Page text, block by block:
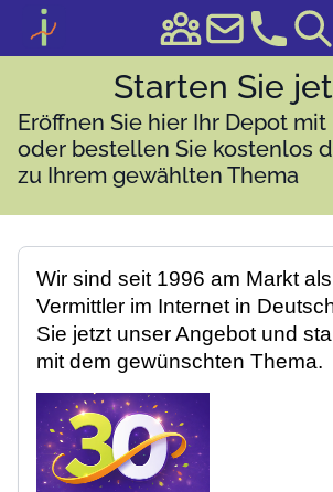
Starten Sie
Eröffnen Sie hier Ihr Depot
oder bestellen Sie kostenlos
zu Ihrem gewählten Thema
Wir sind seit 1996 am Markt
Vermittler im Internet in
Sie jetzt unser Angebot und
mit dem gewünschten Thema.